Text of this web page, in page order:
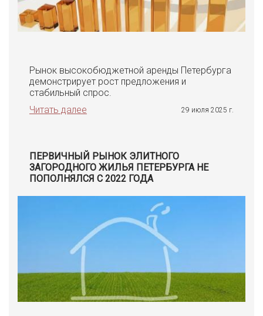
Рынок высокобюджетной аренды Петербурга
демонстрирует рост предложения и
стабильный спрос.
Читать далее
29 июля 2025 г.
ПЕРВИЧНЫЙ РЫНОК ЭЛИТНОГО
ЗАГОРОДНОГО ЖИЛЬЯ ПЕТЕРБУРГА НЕ
ПОПОЛНЯЛСЯ С 2022 ГОДА